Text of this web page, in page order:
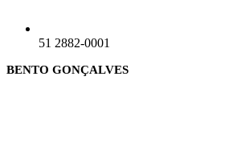
51 2882-0001
BENTO GONÇALVES